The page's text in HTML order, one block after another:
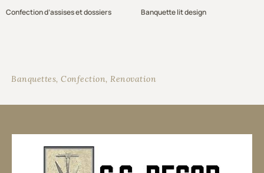
Confection d’assises et dossiers Banquette lit design
Banquettes, Confection, Renovation